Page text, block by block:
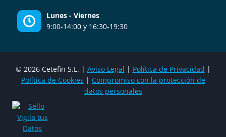
Lunes - Viernes
9:00-14:00 y 16:30-19:30
© 2026 Cetefin S.L. | Aviso Legal | Política de Privacidad |
Política de Cookies | Compromiso con la protección de
datos personales